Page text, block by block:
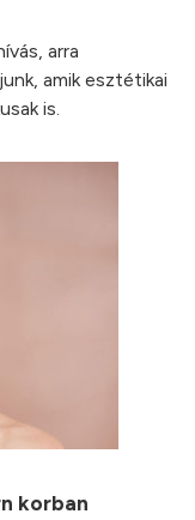
arra
amik esztétikai
is.
korban